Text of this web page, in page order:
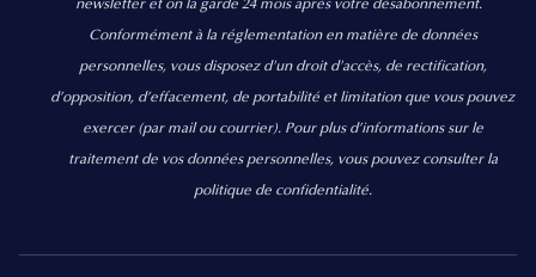
newsletter et on la garde 24 mois après votre désabonnement.
Conformément à la réglementation en matière de données
personnelles, vous disposez d'un droit d'accès, de rectification,
d’opposition, d’effacement, de portabilité et limitation que vous pouvez
exercer (par mail ou courrier). Pour plus d’informations sur le
traitement de vos données personnelles, vous pouvez consulter la
politique de confidentialité.